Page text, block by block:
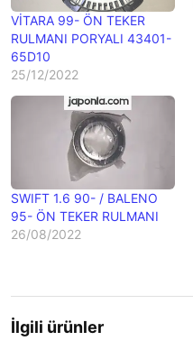
VİTARA 99- ÖN TEKER
RULMANI PORYALI 43401-
65D10
25/12/2022
SWIFT 1.6 90- / BALENO
95- ÖN TEKER RULMANI
26/08/2022
İlgili ürünler